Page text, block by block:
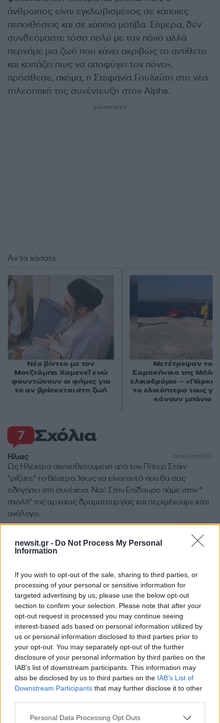
newsit.gr - Do Not Process My Personal
Information
If you wish to opt-out of the sale, sharing to third parties, or
processing of your personal or sensitive information for
targeted advertising by us, please use the below opt-out
section to confirm your selection. Please note that after your
opt-out request is processed you may continue seeing
interest-based ads based on personal information utilized by
us or personal information disclosed to third parties prior to
your opt-out. You may separately opt-out of the further
disclosure of your personal information by third parties on the
IAB’s list of downstream participants. This information may
also be disclosed by us to third parties on the IAB’s List of
Downstream Participants that may further disclose it to other
Please note that this website/app uses one or more Google
Personal Data Processing Opt Outs
άνθρωπος είναι εγκλωβισμένος σε κάποιες
πεποιθήσεις και σε κάποια μοτίβα. Σήμερα, δεν
συνδεόμαστε τόσο πολύ με τον πόνο αλλά
περνάμε μια ζωή που κάνει ακριβώς το αντίθετο
και κοιτάζει πως να αποφύγει τον πόνο»,
πρόσθεσε, ακόμα, η Στεφανία Γουλιώτη στη νέα
τηλεοπτική της συνέντευξη στον Alpha.
ΔΙΑΦΗΜΙΣΗ
7 Σχόλια
Ηλιας 09:43 08/07/25
Ως Ηλέκτρα σκηνοθετουμενη από τον Πήτερ Στάιν
"ρίξατε" το θέατρο. Ίσως να είναι αυτό που θα σας
οδηγήσει στη συνέχεια. Ναι! Στην Επίδαυρο πάμε στην "
σχολή" της αρχαίας δραματουργίας και περιμένουμε κάτι
ανάλογο.
23:30 07/07/25
Εγγραφή;;;; Φορτωμένο το DNA;;;
Περισσότερα σχόλια
Σχολίασε εδώ
50 /50
2000 /2000
Αν τα χάσατε
Νέο βίντεο με τον
Μοτζτάμπα Χαμενεΐ ενώ
φουντώνουν οι φήμες για
το αν βρίσκεται στη ζωή
Μετέτρεψαν το
Σαρακήνικο της
ελικοδρόμιο –
το ελικόπτερο τους
κάνουν μπάνιο